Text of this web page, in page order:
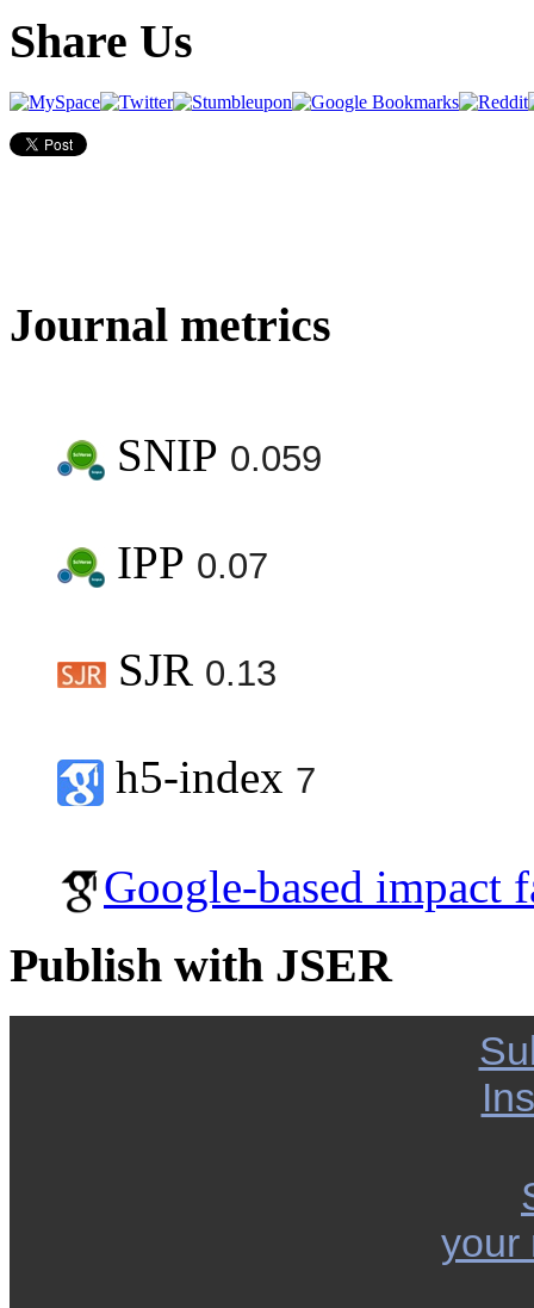
Share Us
Journal metrics
SNIP 0.059
IPP 0.07
SJR 0.13
h5-index 7
Google-based impact
Publish with JSER
your